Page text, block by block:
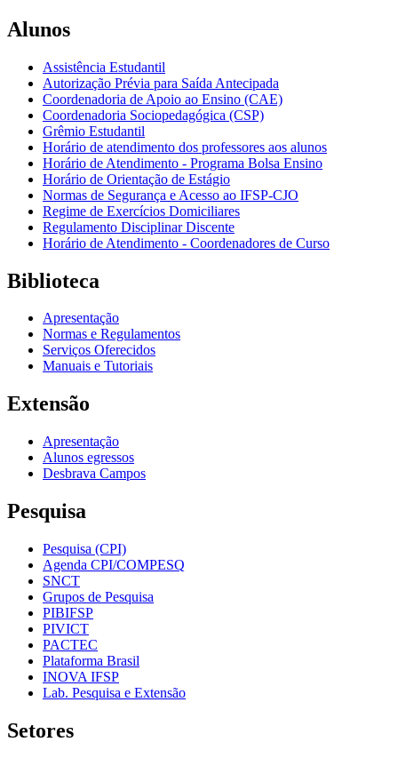
Alunos
Assistência Estudantil
Autorização Prévia para Saída Antecipada
Coordenadoria de Apoio ao Ensino (CAE)
Coordenadoria Sociopedagógica (CSP)
Grêmio Estudantil
Horário de atendimento dos professores aos alunos
Horário de Atendimento - Programa Bolsa Ensino
Horário de Orientação de Estágio
Normas de Segurança e Acesso ao IFSP-CJO
Regime de Exercícios Domiciliares
Regulamento Disciplinar Discente
Horário de Atendimento - Coordenadores de Curso
Biblioteca
Apresentação
Normas e Regulamentos
Serviços Oferecidos
Manuais e Tutoriais
Extensão
Apresentação
Alunos egressos
Desbrava Campos
Pesquisa
Pesquisa (CPI)
Agenda CPI/COMPESQ
SNCT
Grupos de Pesquisa
PIBIFSP
PIVICT
PACTEC
Plataforma Brasil
INOVA IFSP
Lab. Pesquisa e Extensão
Setores